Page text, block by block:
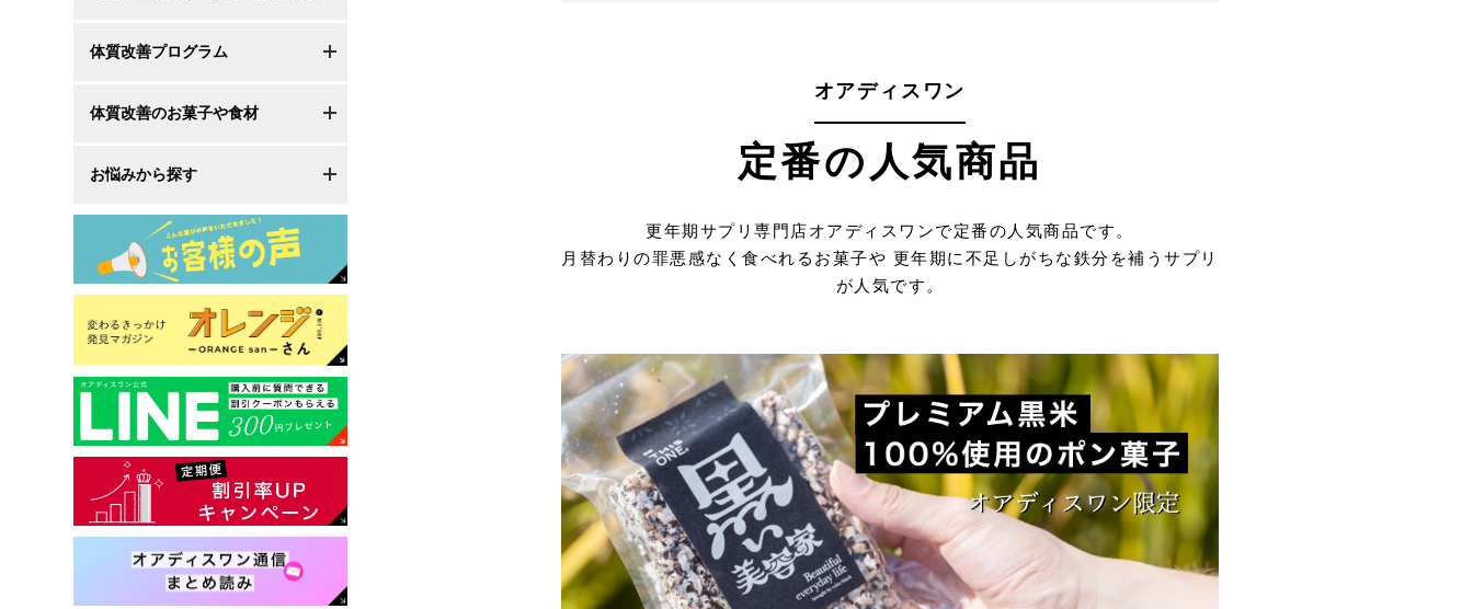
体質改善プログラム
体質改善のお菓子や食材
お悩みから探す
オアディスワン
定番の人気商品
更年期サプリ専門店オアディスワンで定番の人気商品です。
月替わりの罪悪感なく食べれるお菓子や 更年期に不足しがちな鉄分を補うサプリ
が人気です。